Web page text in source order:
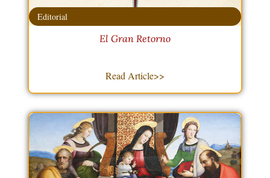
Editorial
El Gran Retorno
Read Article>>